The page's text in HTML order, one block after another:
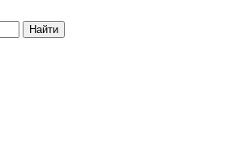
Найти